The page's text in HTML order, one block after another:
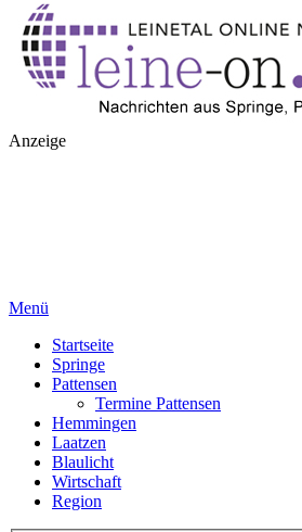
Anzeige
Menü
Startseite
Springe
Pattensen
Termine Pattensen
Hemmingen
Laatzen
Blaulicht
Wirtschaft
Region